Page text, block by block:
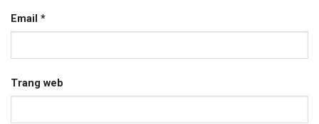
Email *
Trang web